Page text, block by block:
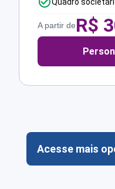
A partir deR$
Acesse mais